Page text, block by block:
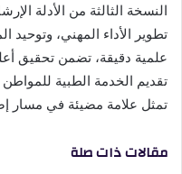
النسخة الثالثة من الأدلة
تطوير الأداء المهني،
علمية دقيقة، تضمن تحقيق
تقديم الخدمة الطبية
تمثل علامة مضيئة في مسار
مقالات ذات صلة